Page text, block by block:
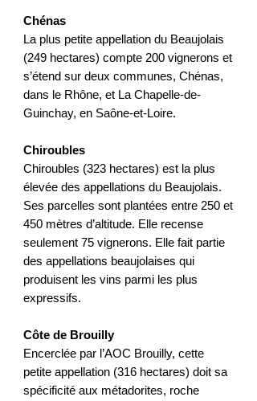
Chénas
La plus petite appellation du Beaujolais
(249 hectares) compte 200 vignerons et
s’étend sur deux communes, Chénas,
dans le Rhône, et La Chapelle-de-
Guinchay, en Saône-et-Loire.
Chiroubles
Chiroubles (323 hectares) est la plus
élevée des appellations du Beaujolais.
Ses parcelles sont plantées entre 250 et
450 mètres d’altitude. Elle recense
seulement 75 vignerons. Elle fait partie
des appellations beaujolaises qui
produisent les vins parmi les plus
expressifs.
Côte de Brouilly
Encerclée par l’AOC Brouilly, cette
petite appellation (316 hectares) doit sa
spécificité aux métadorites, roche